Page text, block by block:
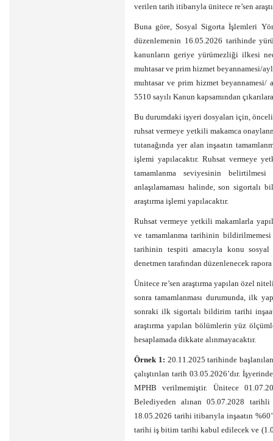
verilen tarih itibarıyla ünitece re’sen
Buna göre, Sosyal Sigorta İşlemleri
düzenlemenin 16.05.2026 tarihinde
kanunların geriye yürümezliği ilkesi
muhtasar ve prim hizmet beyannamesi/
muhtasar ve prim hizmet
5510 sayılı Kanun kapsamından
Bu durumdaki işyeri dosyaları için,
ruhsat vermeye yetkili makamca
tutanağında yer alan inşaatın
işlemi yapılacaktır. Ruhsat vermeye
tamamlanma seviyesinin
anlaşılamaması halinde, son
araştırma işlemi yapılacaktır.
Ruhsat vermeye yetkili makamlarla
ve tamamlanma tarihinin bildirilmemesi
tarihinin tespiti amacıyla konu
denetmen tarafından düzenlenecek
Ünitece re’sen araştırma yapılan özel
sonra tamamlanması durumunda, ilk
sonraki ilk sigortalı bildirim tarihi
araştırma yapılan bölümlerin yüz
hesaplamada dikkate alınmayacaktır.
Örnek 1: 20.11.2025 tarihinde
çalıştırılan tarih 03.05.2026’dır.
MPHB verilmemiştir. Ünitece
Belediyeden alınan 05.07.2028
18.05.2026 tarihi itibarıyla inşaatın
tarihi iş bitim tarihi kabul edilecek ve